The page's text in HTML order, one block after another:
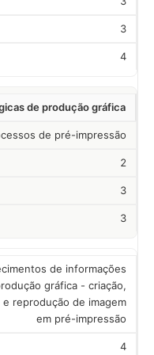
3
4
de produção gráfica
de pré-impressão
2
3
3
de informações
gráfica - criação,
reprodução de imagem
em pré-impressão
4